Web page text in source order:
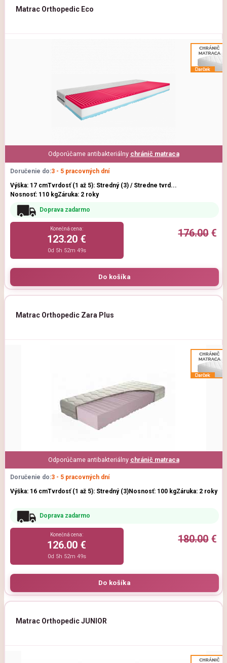
Matrac Orthopedic Eco
Odporúčame antibakteriálny chránič matraca
Doručenie do:3 - 5 pracovných dní
Výška: 17 cmTvrdosť (1 až 5): Stredný (3) / Stredne tvrd...
Nosnosť: 110 kgZáruka: 2 roky
Doprava zadarmo
176.00€
Konečná cena:
123.20 €
0d 5h 52m 47s
Matrac Orthopedic Zara Plus
Odporúčame antibakteriálny chránič matraca
Doručenie do:3 - 5 pracovných dní
Výška: 16 cmTvrdosť (1 až 5): Stredný (3)Nosnosť: 100 kgZáruka: 2 roky
Doprava zadarmo
180.00€
Konečná cena:
126.00 €
0d 5h 52m 47s
Matrac Orthopedic JUNIOR